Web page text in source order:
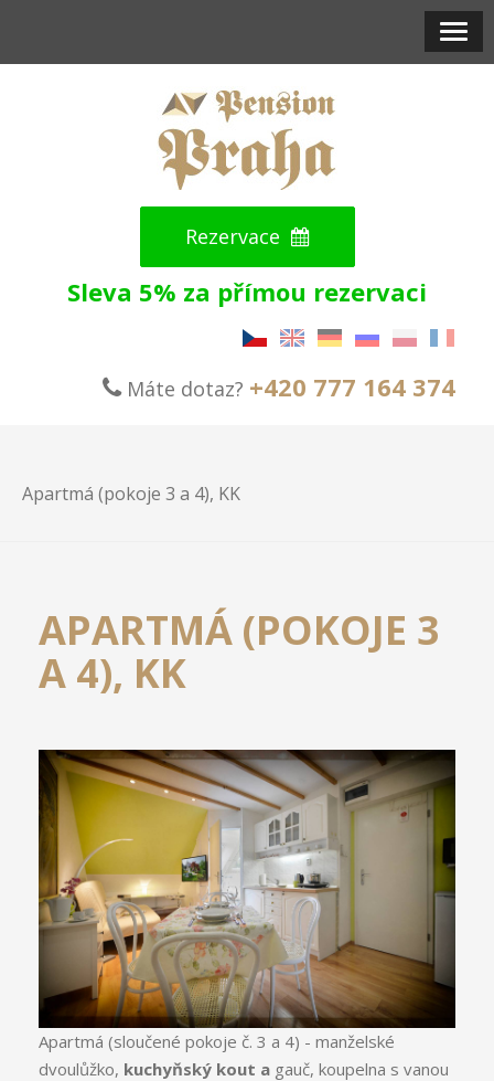
Rezervace
Sleva 5% za přímou rezervaci
Máte dotaz? +420 777 164 374
Apartmá (pokoje 3 a 4), KK
APARTMÁ (POKOJE 3
A 4), KK
Apartmá (sloučené pokoje č. 3 a 4) - manželské
dvoulůžko, kuchyňský kout a gauč, koupelna s vanou